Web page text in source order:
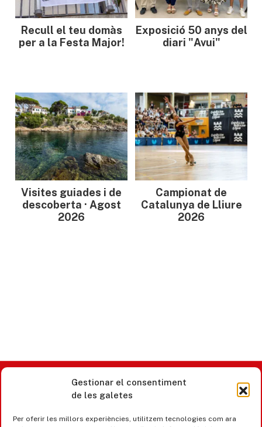
Gestionar el consentiment
de les galetes
Per oferir les millors experiències, utilitzem tecnologies com ara
Recull el teu domàs
per a la Festa Major!
Exposició 50 anys del
diari "Avui"
Visites guiades i de
descoberta · Agost
2026
Campionat de
Catalunya de Lliure
2026
Castell d’Aro · Platja d’Aro · S’Agaró